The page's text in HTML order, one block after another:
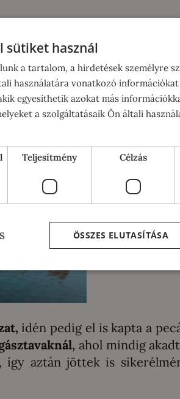
idén pedig el is kapta a
ahol mindig
így aztán jöttek is
sütiket használ
a tartalom, a hirdetések személyre
használatára vonatkozó
egyesíthetik azokat más
a szolgáltatásaik Ön általi
Teljesítmény Célzás
ÖSSZES ELUTASÍTÁSA